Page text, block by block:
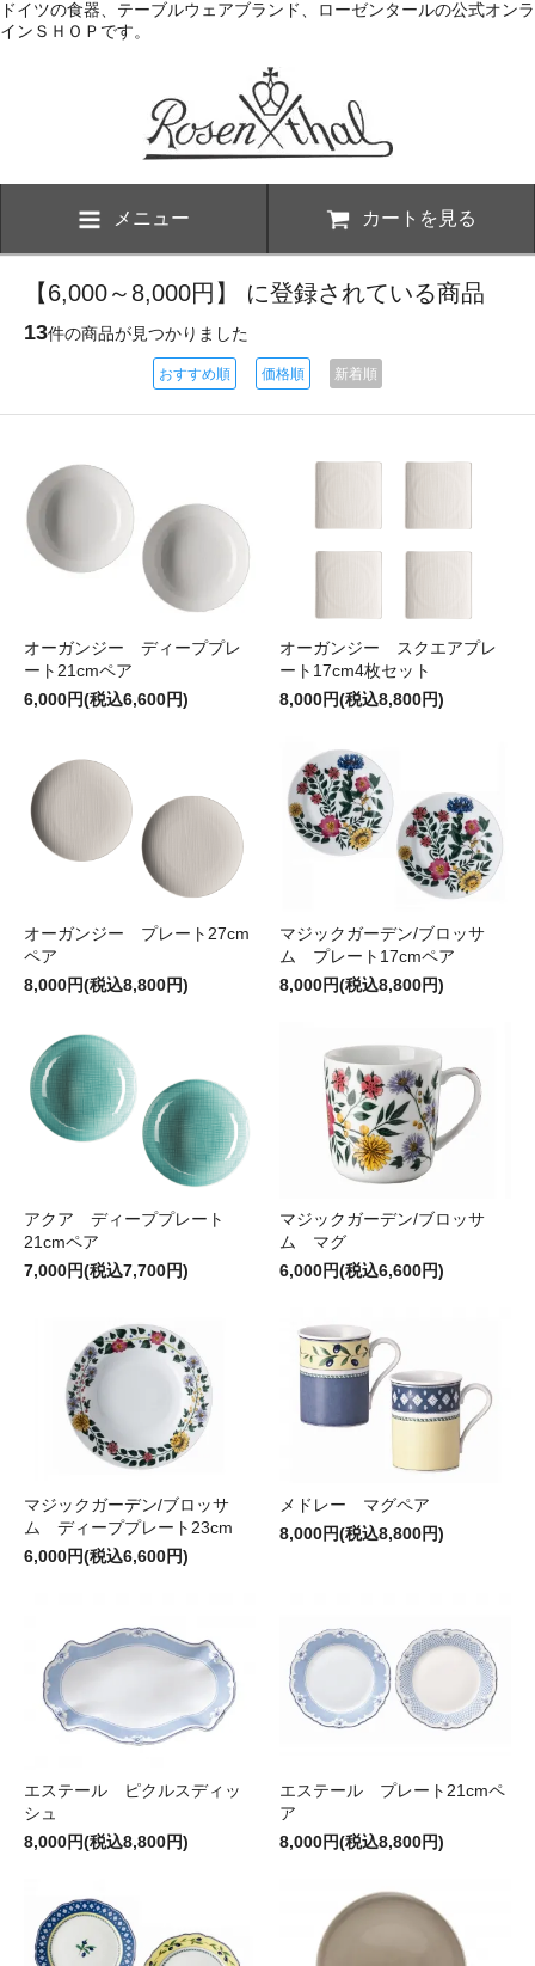
ドイツの食器、テーブルウェアブランド、ローゼンタールの公式オンラ
インＳＨＯＰです。
メニュー カートを見る
【6,000～8,000円】 に登録されている商品
13件の商品が見つかりました
おすすめ順 価格順 新着順
オーガンジー ディーププレ
ート21cmペア
6,000円(税込6,600円)
オーガンジー スクエアプレ
ート17cm4枚セット
8,000円(税込8,800円)
オーガンジー プレート27cm
ペア
8,000円(税込8,800円)
マジックガーデン/ブロッサ
ム プレート17cmペア
8,000円(税込8,800円)
アクア ディーププレート
21cmペア
7,000円(税込7,700円)
マジックガーデン/ブロッサ
ム マグ
6,000円(税込6,600円)
マジックガーデン/ブロッサ
ム ディーププレート23cm
6,000円(税込6,600円)
メドレー マグペア
8,000円(税込8,800円)
エステール ピクルスディッ
シュ
8,000円(税込8,800円)
エステール プレート21cmペ
ア
8,000円(税込8,800円)